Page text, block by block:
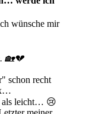
wünsche mir
🏡💔
schon recht
als leicht… 😢